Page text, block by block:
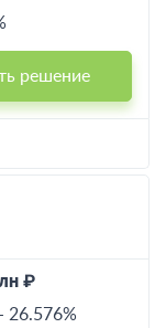
решение
₽
- 26.576%